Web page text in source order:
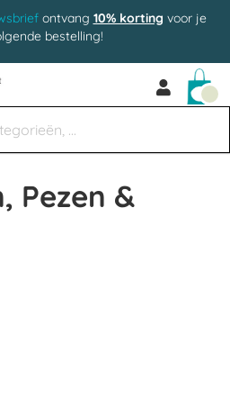
ontvang 10% korting voor je
bestelling!
Pezen &